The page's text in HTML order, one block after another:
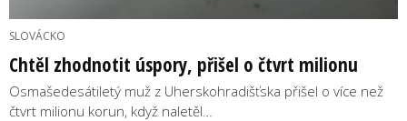
SLOVÁCKO
Chtěl zhodnotit úspory, přišel o čtvrt milionu
Osmašedesátiletý muž z Uherskohradišťska přišel o více než
čtvrt milionu korun, když naletěl…